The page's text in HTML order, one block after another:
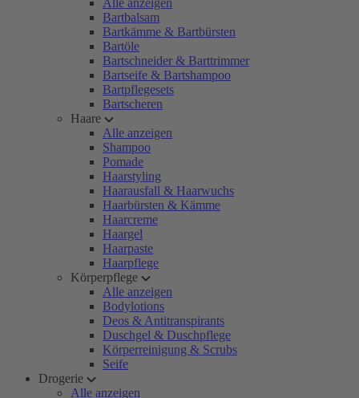
Alle anzeigen
Bartbalsam
Bartkämme & Bartbürsten
Bartöle
Bartschneider & Barttrimmer
Bartseife & Bartshampoo
Bartpflegesets
Bartscheren
Haare
Alle anzeigen
Shampoo
Pomade
Haarstyling
Haarausfall & Haarwuchs
Haarbürsten & Kämme
Haarcreme
Haargel
Haarpaste
Haarpflege
Körperpflege
Alle anzeigen
Bodylotions
Deos & Antitranspirants
Duschgel & Duschpflege
Körperreinigung & Scrubs
Seife
Drogerie
Alle anzeigen